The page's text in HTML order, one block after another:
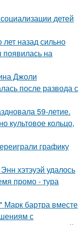
детей
назад сильно
появилась на
Джоли
после развода с
59-летие.
культовое кольцо,
графику
хэтэуэй удалось
промо - тура
Марк бартра вместе
с